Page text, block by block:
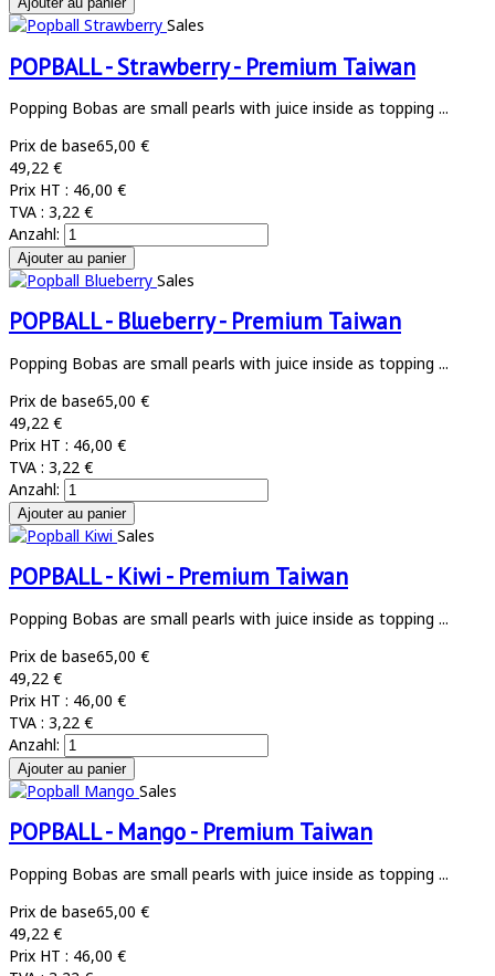
Sales
POPBALL - Strawberry - Premium Taiwan
Popping Bobas are small pearls with juice inside as topping ...
Prix de base65,00 €
49,22 €
Prix HT : 46,00 €
TVA : 3,22 €
Anzahl:
Sales
POPBALL - Blueberry - Premium Taiwan
Popping Bobas are small pearls with juice inside as topping ...
Prix de base65,00 €
49,22 €
Prix HT : 46,00 €
TVA : 3,22 €
Anzahl:
Sales
POPBALL - Kiwi - Premium Taiwan
Popping Bobas are small pearls with juice inside as topping ...
Prix de base65,00 €
49,22 €
Prix HT : 46,00 €
TVA : 3,22 €
Anzahl:
Sales
POPBALL - Mango - Premium Taiwan
Popping Bobas are small pearls with juice inside as topping ...
Prix de base65,00 €
49,22 €
Prix HT : 46,00 €